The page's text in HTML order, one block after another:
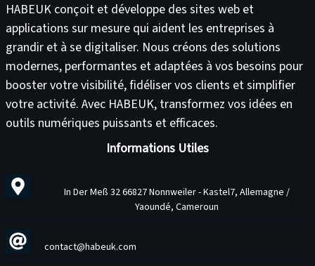
HABEUK conçoit et développe des sites webet
applications sur mesurequi aident les entreprises à
grandir et à se digitaliser. Nous créons des solutions
modernes, performantes et adaptées à vos besoins pour
booster votre visibilité,fidéliser vos clients etsimplifier
votre activité. Avec HABEUK, transformez vos idées en
outils numériques puissants et efficaces.
Informations Utiles
In Der Meß 32 66827 Nonnweiler - Kastel7, Allemagne /
Yaoundé, Cameroun
contact@habeuk.com